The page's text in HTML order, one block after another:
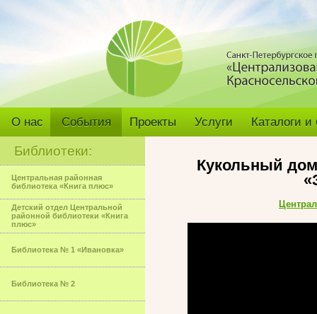
О нас События Проекты Услуги Каталоги
Библиотеки:
Центральная районная
библиотека «Книга плюс»
Детский отдел Центральной
районной библиотеки «Книга
плюс»
Библиотека № 1 «Ивановка»
Библиотека № 2
Кукольный